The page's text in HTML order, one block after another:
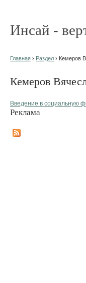
Инсай -
Главная › Раздел › Кемеров
Кемеров
Введение в социальную
Реклама